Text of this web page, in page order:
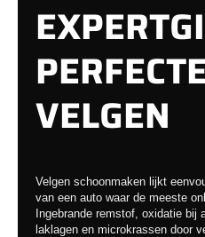
VELGEN
Velgen schoonmaken lijkt
van een auto waar de meeste
Ingebrande remstof, oxidatie bij
laklagen en microkrassen door